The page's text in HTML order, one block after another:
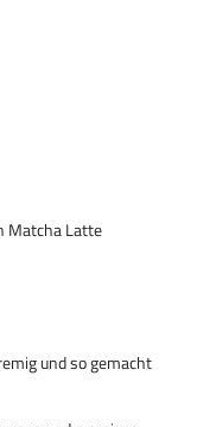
Matcha Latte
und so gemacht